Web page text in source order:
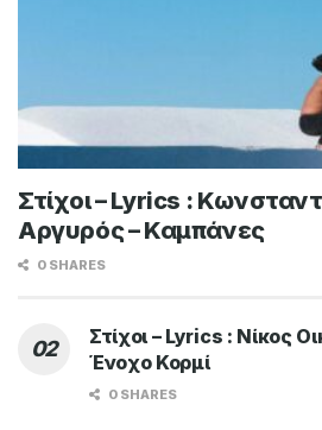
Στίχοι – Lyrics :
Αργυρός – Καμπάνες
0 SHARES
Στίχοι – Lyrics : Νίκος
Ένοχο Κορμί
0 SHARES